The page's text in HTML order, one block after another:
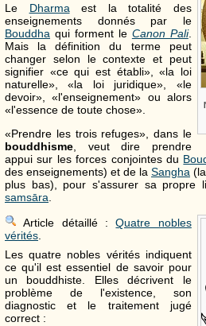
Le Dharma est la totalité des
enseignements donnés par le
Bouddha qui forment le Canon Pali.
Mais la définition du terme peut
changer selon le contexte et peut
signifier «ce qui est établi», «la loi
naturelle», «la loi juridique», «le
devoir», «l'enseignement» ou alors
«l'essence de toute chose».
«Prendre les trois refuges», dans le
bouddhisme , veut dire prendre
appui sur les forces conjointes du
des enseignements) et de la Sangha
plus bas), pour s'assurer sa propre
samsāra
Article détaillé :Quatre nobles
vérités.
Les quatre nobles vérités indiquent
ce qu'il est essentiel de savoir pour
un bouddhiste. Elles décrivent le
problème de l'existence, son
diagnostic et le traitement jugé
correct :